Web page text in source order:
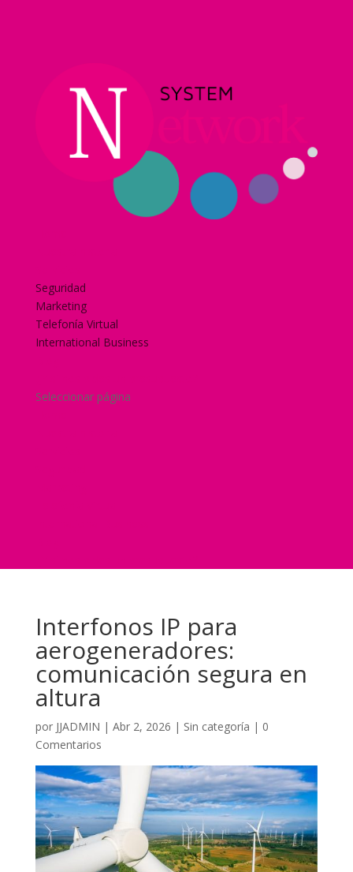
Seguridad
Marketing
Telefonía Virtual
International Business
Seleccionar página
Interfonos IP para
aerogeneradores:
comunicación segura en
altura
por JJADMIN | Abr 2, 2026 | Sin categoría | 0
Comentarios